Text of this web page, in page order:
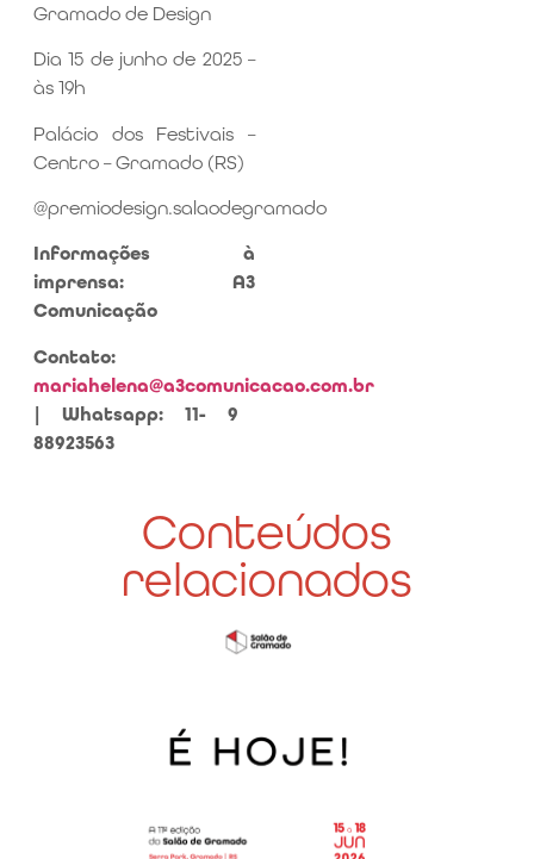
Gramado de Design
Dia 15 de junho de 2025 –
às 19h
Palácio dos Festivais –
Centro – Gramado (RS)
@premiodesign.salaodegramado
Informações à
imprensa: A3
Comunicação
Contato:
mariahelena@a3comunicacao.com.br
| Whatsapp: 11- 9
88923563
Conteúdos
relacionados